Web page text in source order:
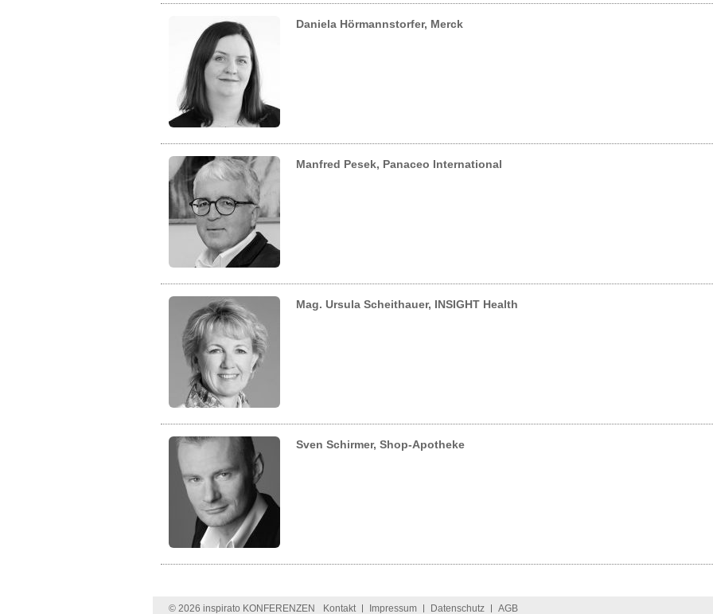
Daniela Hörmannstorfer, Merck
Manfred Pesek, Panaceo International
Mag. Ursula Scheithauer, INSIGHT Health
Sven Schirmer, Shop-Apotheke
© 2026 inspirato KONFERENZEN Kontakt Impressum Datenschutz AGB